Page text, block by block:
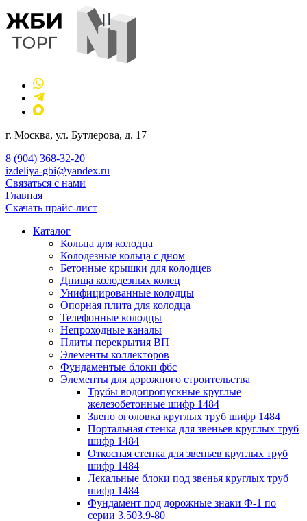
г. Москва, ул. Бутлерова, д. 17
8 (904) 368-32-20
izdeliya-gbi@yandex.ru
Связаться с нами
Главная
Скачать прайс-лист
Каталог
Кольца для колодца
Колодезные кольца с дном
Бетонные крышки для колодцев
Днища колодезных колец
Унифицированные колодцы
Опорная плита для колодца
Телефонные колодцы
Непроходные каналы
Плиты перекрытия ВП
Элементы коллекторов
Фундаментые блоки фбс
Элементы для дорожного строительства
Трубы водопропускные круглые
железобетонные шифр 1484
Звено оголовка круглых труб шифр 1484
Портальная стенка для звеньев круглых труб
шифр 1484
Откосная стенка для звеньев круглых труб
шифр 1484
Лекальные блоки под звенья круглых труб
шифр 1484
Фундамент под дорожные знаки Ф-1 по
серии 3.503.9-80